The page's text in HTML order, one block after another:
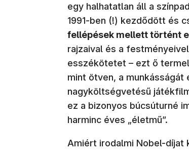
egy halhatatlan áll a
1991-ben (!) kezdődött és
fellépések mellett történt
rajzaival és a
esszékötetet – ezt ő
mint ötven, a
nagyköltségvetésű
ez a bizonyos búcsúturné
harminc éves „életmű”.
Amiért irodalmi Nobel-díjat